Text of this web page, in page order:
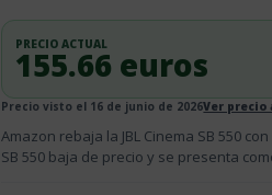
PRECIO ACTUAL
155.66 euros
Precio visto el 16 de junio de 2026Ver precio
Amazon rebaja la JBL Cinema SB 550
SB 550 baja de precio y se presenta